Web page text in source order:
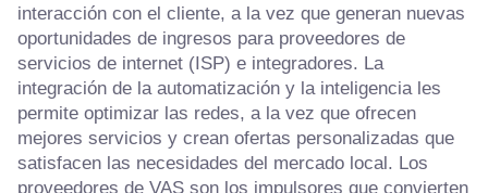
interacción con el cliente, a la vez que generan nuevas
oportunidades de ingresos para proveedores de
servicios de internet (ISP) e integradores. La
integración de la automatización y la inteligencia les
permite optimizar las redes, a la vez que ofrecen
mejores servicios y crean ofertas personalizadas que
satisfacen las necesidades del mercado local. Los
proveedores de VAS son los impulsores que convierten